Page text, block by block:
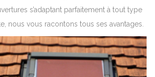
s’adaptant parfaitement à tout type
nous vous racontons tous ses avantages.